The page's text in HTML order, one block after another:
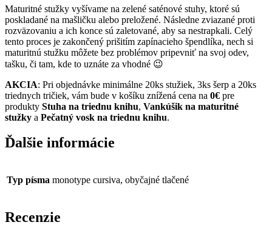
Maturitné stužky vyšívame na zelené saténové stuhy, ktoré sú
poskladané na mašličku alebo preložené. Následne zviazané proti
rozväzovaniu a ich konce sú zaletované, aby sa nestrapkali. Celý
tento proces je zakončený prišitím zapínacieho špendlíka, nech si
maturitnú stužku môžete bez problémov pripevniť na svoj odev,
tašku, či tam, kde to uznáte za vhodné 😉
AKCIA: Pri objednávke minimálne 20ks stužiek, 3ks šerp a 20ks
triednych tričiek, vám bude v košíku znížená cena na 0€ pre
produkty Stuha na triednu knihu, Vankúšik na maturitné
stužky a Pečatný vosk na triednu knihu.
Ďalšie informácie
Typ písma monotype cursiva, obyčajné tlačené
Recenzie